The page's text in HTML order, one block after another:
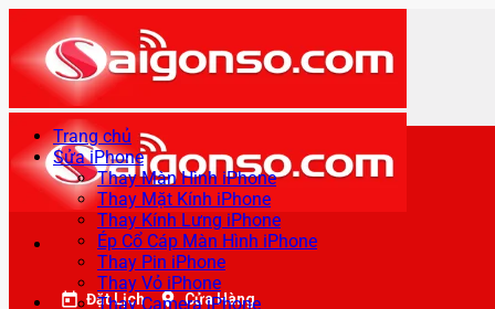
qua
nội
dung
Đặt Lịch Cửa Hàng
Trang chủ
Sửa iPhone
Thay Màn Hình iPhone
Thay Mặt Kính iPhone
Thay Kính Lưng iPhone
Ép Cổ Cáp Màn Hình iPhone
Thay Pin iPhone
Thay Vỏ iPhone
Thay Camera iPhone